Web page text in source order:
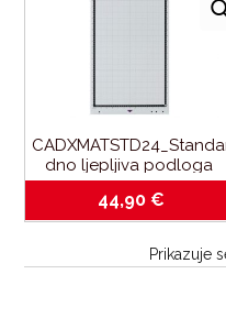
dno ljepljiva podloga
305x610mm za brother
SDX
44,90 €
Prikazuje